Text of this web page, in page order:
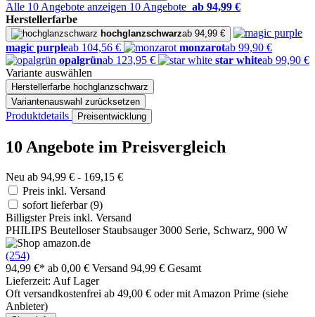
Alle 10 Angebote anzeigen 10 Angebote ab 94,99 €
Herstellerfarbe
hochglanzschwarzab 94,99 €
magic purpleab 104,56 € monzarotab 99,90 €
opalgrünab 123,95 € star whiteab 99,90 €
Variante auswählen
Herstellerfarbe hochglanzschwarz
Variantenauswahl zurücksetzen
Produktdetails Preisentwicklung
10 Angebote im Preisvergleich
Neu ab 94,99 € - 169,15 €
Preis inkl. Versand
sofort lieferbar(9)
Billigster Preis inkl. Versand
PHILIPS Beutelloser Staubsauger 3000 Serie, Schwarz, 900 W
(254)
94,99 €* ab 0,00 € Versand 94,99 € Gesamt
Lieferzeit: Auf Lager
Oft versandkostenfrei ab 49,00 € oder mit Amazon Prime (siehe
Anbieter)